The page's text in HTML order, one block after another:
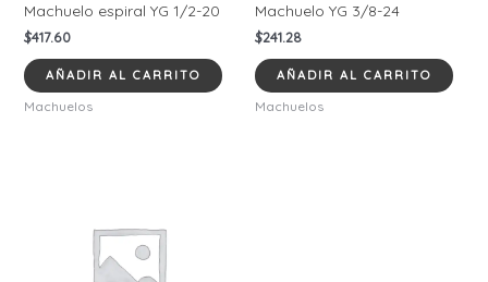
Machuelo espiral YG 1/2-20
$417.60
AÑADIR AL CARRITO
Machuelos
Machuelo YG 3/8-24
$241.28
AÑADIR AL CARRITO
Machuelos